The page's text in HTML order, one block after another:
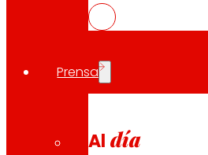
Prensa
Al día